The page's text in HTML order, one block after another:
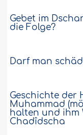
Gebet im
die Folge?
Darf man
Geschichte der
Muhammad
halten und ihm
Chadîdscha